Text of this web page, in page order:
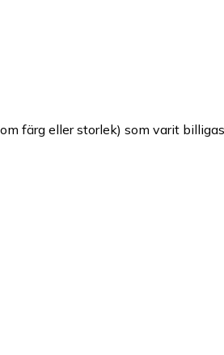
färg eller storlek) som varit